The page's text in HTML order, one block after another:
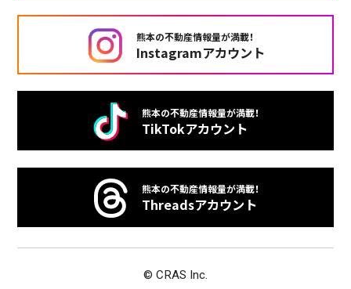
熊本の不動産情報量が満載！
Instagramアカウント
熊本の不動産情報量が満載！
TikTokアカウント
熊本の不動産情報量が満載！
Threadsアカウント
© CRAS Inc.